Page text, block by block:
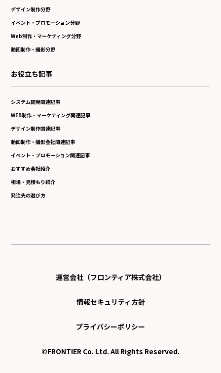
デザイン制作分野
イベント・プロモーション分野
Web制作・マーケティング分野
動画制作・撮影分野
お役立ち記事
システム開発関連記事
WEB制作・マーケティング関連記事
デザイン制作関連記事
動画制作・撮影会社関連記事
イベント・プロモーション関連記事
おすすめ会社紹介
相場・見積もり紹介
発注先の選び方
運営会社（フロンティア株式会社）
情報セキュリティ方針
プライバシーポリシー
©FRONTIER Co. Ltd. All Rights Reserved.